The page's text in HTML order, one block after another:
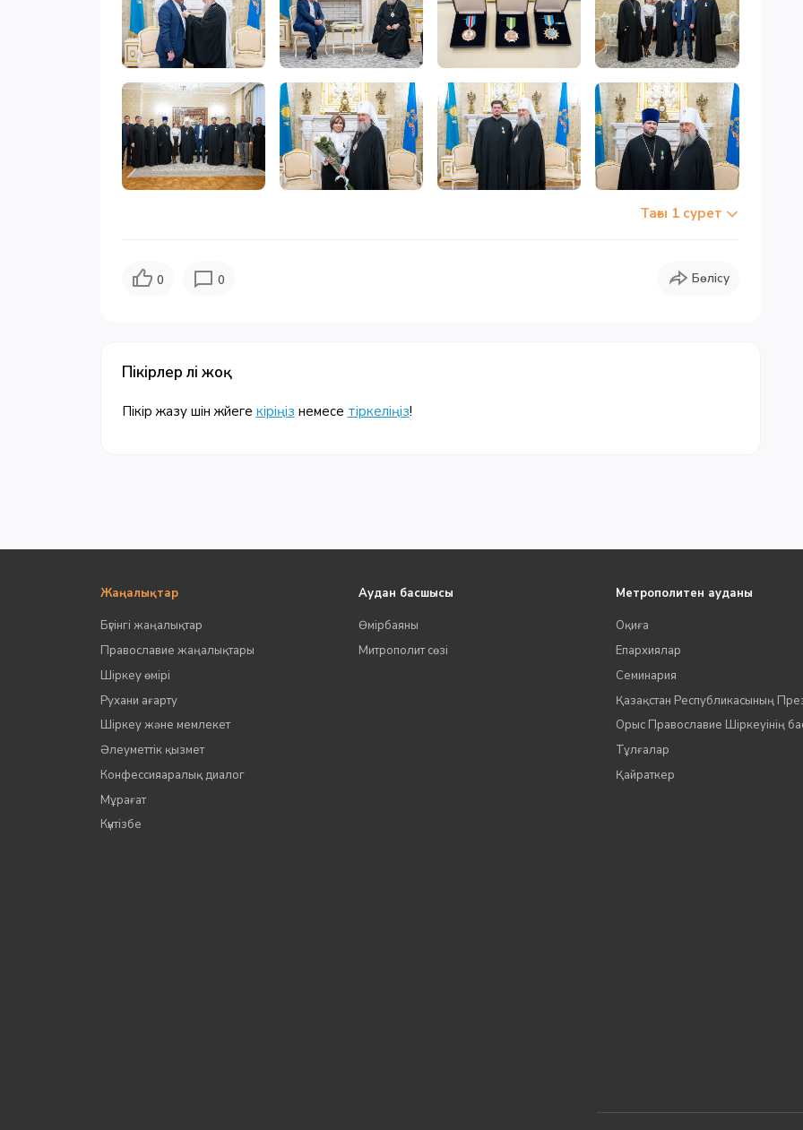
Тағы 1 сурет
0 0 Бөлісу
Пікірлер әлі жоқ
Пікір жазу үшін жүйеге кіріңіз немесе тіркеліңіз!
Жаңалықтар
Бүгінгі жаңалықтар
Православие жаңалықтары
Шіркеу өмірі
Рухани ағарту
Шіркеу және мемлекет
Әлеуметтік қызмет
Конфессияаралық диалог
Мұрағат
Күнтізбе
Аудан басшысы
Өмірбаяны
Митрополит сөзі
Метрополитен ауданы
Оқиға
Епархиялар
Семинария
Қазақстан Республикасының
Орыс Православие Шіркеуінің
Тұлғалар
Қайраткер